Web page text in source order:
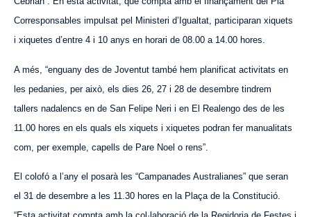
Corresponsables impulsat pel Ministeri d’Igualtat, participaran xiquets
i xiquetes d’entre 4 i 10 anys en horari de 08.00 a 14.00 hores.
A més, “enguany des de Joventut també hem planificat activitats en
les pedanies, per això, els dies 26, 27 i 28 de desembre tindrem
tallers nadalencs en de San Felipe Neri i en El Realengo des de les
11.00 hores en els quals els xiquets i xiquetes podran fer manualitats
com, per exemple, capells de Pare Noel o rens”.
El colofó a l’any el posarà les “Campanades Australianes” que seran
el 31 de desembre a les 11.30 hores en la Plaça de la Constitució.